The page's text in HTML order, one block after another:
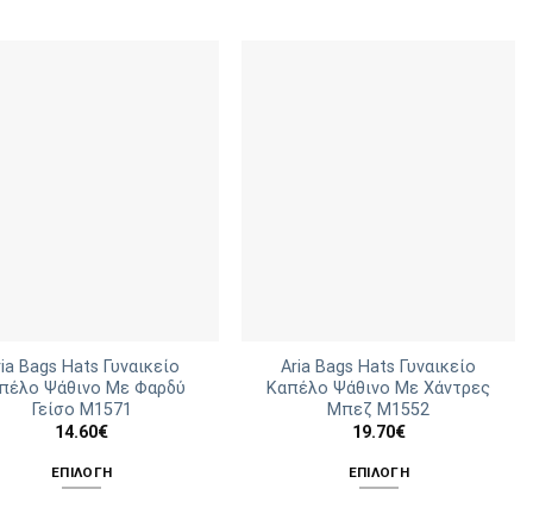
Bags Hats Γυναικείο
Ψάθινο Με Φαρδύ
Γείσο Μ1571
14.60€
ΕΠΙΛΟΓΉ
Aria Bags Hats Γυναικείο
Καπέλο Ψάθινο Με Χάντρες
Μπεζ M1552
19.70€
ΕΠΙΛΟΓΉ